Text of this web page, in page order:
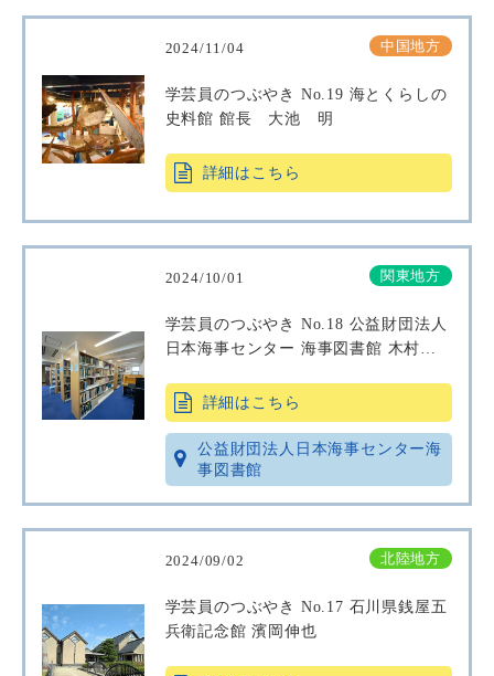
2024/11/04 中国地方
学芸員のつぶやき No.19 海とくらしの
史料館 館長 大池 明
詳細はこちら
2024/10/01 関東地方
学芸員のつぶやき No.18 公益財団法人
日本海事センター 海事図書館 木村素
詳細はこちら
公益財団法人日本海事センター海
事図書館
2024/09/02 北陸地方
学芸員のつぶやき No.17 石川県銭屋五
兵衛記念館 濱岡伸也